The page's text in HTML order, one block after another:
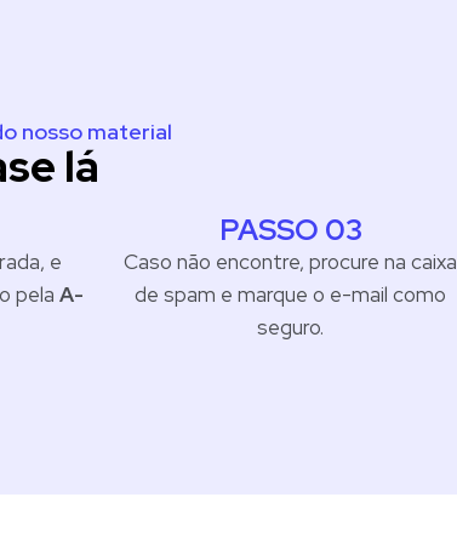
nosso material
lá
e
pela A-
PASSO 03
Caso não encontre, procure na caixa
de spam e marque o e-mail como
seguro.